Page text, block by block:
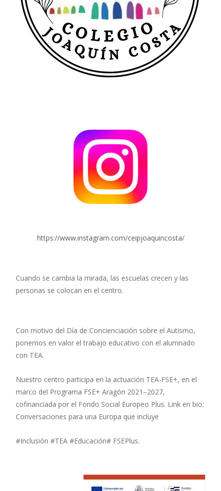
https://www.instagram.com/ceipjoaquincosta/
Cuando se cambia la mirada, las escuelas crecen y las
personas se colocan en el centro.
Con motivo del Día de Concienciación sobre el Autismo,
ponemos en valor el trabajo educativo con el alumnado
con TEA.
Nuestro centro participa en la actuación TEA-FSE+, en el
marco del Programa FSE+ Aragón 2021–2027,
cofinanciada por el Fondo Social Europeo Plus. Link en bio:
Conversaciones para una Europa que incluye
#Inclusión #TEA #Educación# FSEPlus.